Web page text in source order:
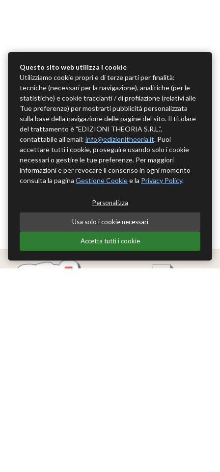
Questo sito web utilizza i cookie
Utilizziamo cookie propri e di terze parti per finalità:
tecniche (necessari per la navigazione), analitiche (per le
statistiche) e cookie traccianti / di profilazione (relativi alle
Tue preferenze) per mostrarti pubblicità personalizzata
sulla base della navigazione delle pagine del sito. Il titolare
del trattamento è "EDIZIONI THEORIA S.R.L.",
contattabile all'email: info@edizionitheoria.it. Puoi
accettare tutti i cookie, proseguire usando solo i cookie
necessari o gestire le tue preferenze. Per maggiori
informazioni e per revocare il consenso in ogni momento
consulta la pagina Gestione Cookiee la Privacy Policy.
Personalizza
Usa solo i cookie necessari
Accetta tutti i cookie